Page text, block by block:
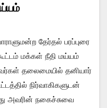
தேர்தல் பரப்புரை
மக்கள் நீதி மய்யம்
தலைமையில் தனியார்
நிர்வாகிகளுடன்
அவரின் நகைச்சுவை